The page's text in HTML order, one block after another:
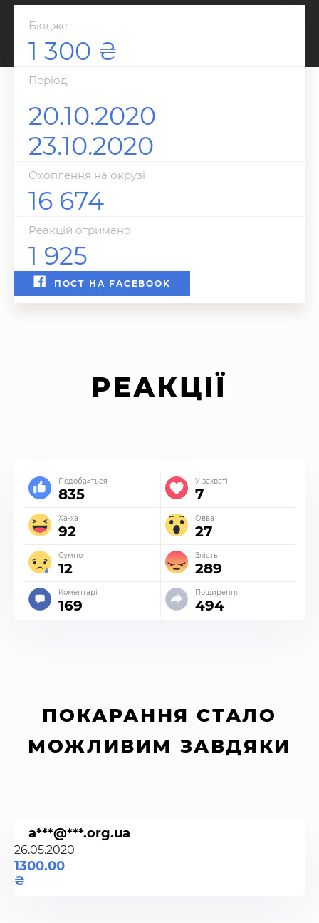
Бюджет
1 300
Перiод
20.10.2020
23.10.2020
Охоплення на окрузі
16 674
Реакцій отримано
1 925
ПОСТ НА FACEBOOK
РЕАКЦІЇ
Подобається
835
У захваті
7
Ха-ха
92
Овва
27
Сумно
12
Злість
289
Коментарі
169
Поширення
494
ПОКАРАННЯ СТАЛО
МОЖЛИВИМ ЗАВДЯКИ
a***@***.org.ua
26.05.2020
1300.00